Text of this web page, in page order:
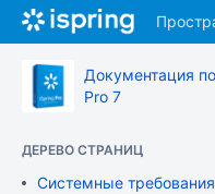
Перейти
содержимомуДокументация
Pro 7
ДЕРЕВО СТРАНИЦ
Системные требования